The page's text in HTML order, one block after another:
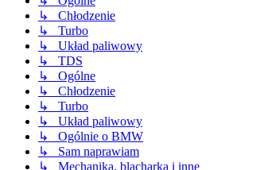
↳ Chłodzenie
↳ Turbo
↳ Układ paliwowy
↳ TDS
↳ Ogólne
↳ Chłodzenie
↳ Turbo
↳ Układ paliwowy
↳ Ogólnie o BMW
↳ Sam naprawiam
↳ Mechanika, blacharka i inne